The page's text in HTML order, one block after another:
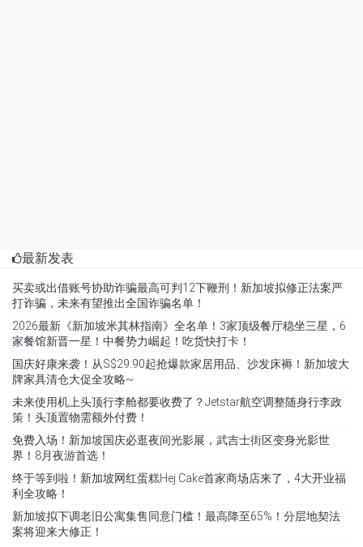
最新发表
买卖或出借账号协助诈骗最高可判12下鞭刑！新加坡拟修正法案严
打诈骗，未来有望推出全国诈骗名单！
2026最新《新加坡米其林指南》全名单！3家顶级餐厅稳坐三星，6
家餐馆新晋一星！中餐势力崛起！吃货快打卡！
国庆好康来袭！从S$29.90起抢爆款家居用品、沙发床褥！新加坡大
牌家具清仓大促全攻略~
未来使用机上头顶行李舱都要收费了？Jetstar航空调整随身行李政
策！头顶置物需额外付费！
免费入场！新加坡国庆必逛夜间光影展，武吉士街区变身光影世
界！8月夜游首选！
终于等到啦！新加坡网红蛋糕Hej Cake首家商场店来了，4大开业福
利全攻略！
新加坡拟下调老旧公寓集售同意门槛！最高降至65%！分层地契法
案将迎来大修正！